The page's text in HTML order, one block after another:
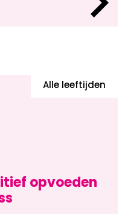
opvoeden
Alle leeftijden